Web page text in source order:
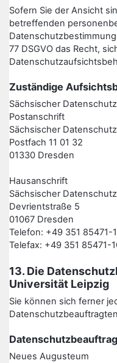
Sofern Sie der Ansicht
betreffenden
77 DSGVO das Recht,
Zuständige
Sächsischer
Postanschrift
Sächsischer
Postfach 11 01 32
01330 Dresden
Hausanschrift
Sächsischer
Devrientstraße 5
01067 Dresden
Telefon: +49 351 85471-
Telefax: +49 351 85471-
13. Die
Universität Leipzig
Sie können sich ferner
Neues Augusteum